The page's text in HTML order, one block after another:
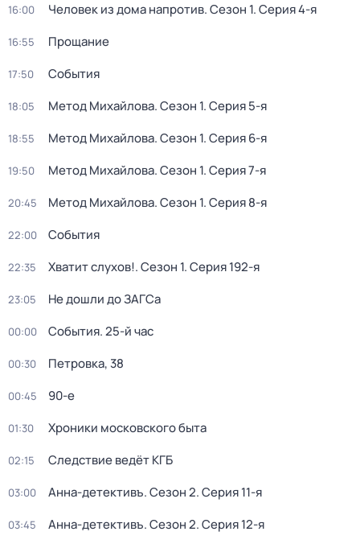
16:00 Человек из дома напротив. Сезон 1. Серия 4-я
16:55 Прощание
17:50 События
18:05 Метод Михайлова. Сезон 1. Серия 5-я
18:55 Метод Михайлова. Сезон 1. Серия 6-я
19:50 Метод Михайлова. Сезон 1. Серия 7-я
20:45 Метод Михайлова. Сезон 1. Серия 8-я
22:00 События
22:35 Хватит слухов!. Сезон 1. Серия 192-я
23:05 Не дошли до ЗАГСа
00:00 События. 25-й час
00:30 Петровка, 38
00:45 90-е
01:30 Хроники московского быта
02:15 Следствие ведёт КГБ
03:00 Анна-детективъ. Сезон 2. Серия 11-я
03:45 Анна-детективъ. Сезон 2. Серия 12-я